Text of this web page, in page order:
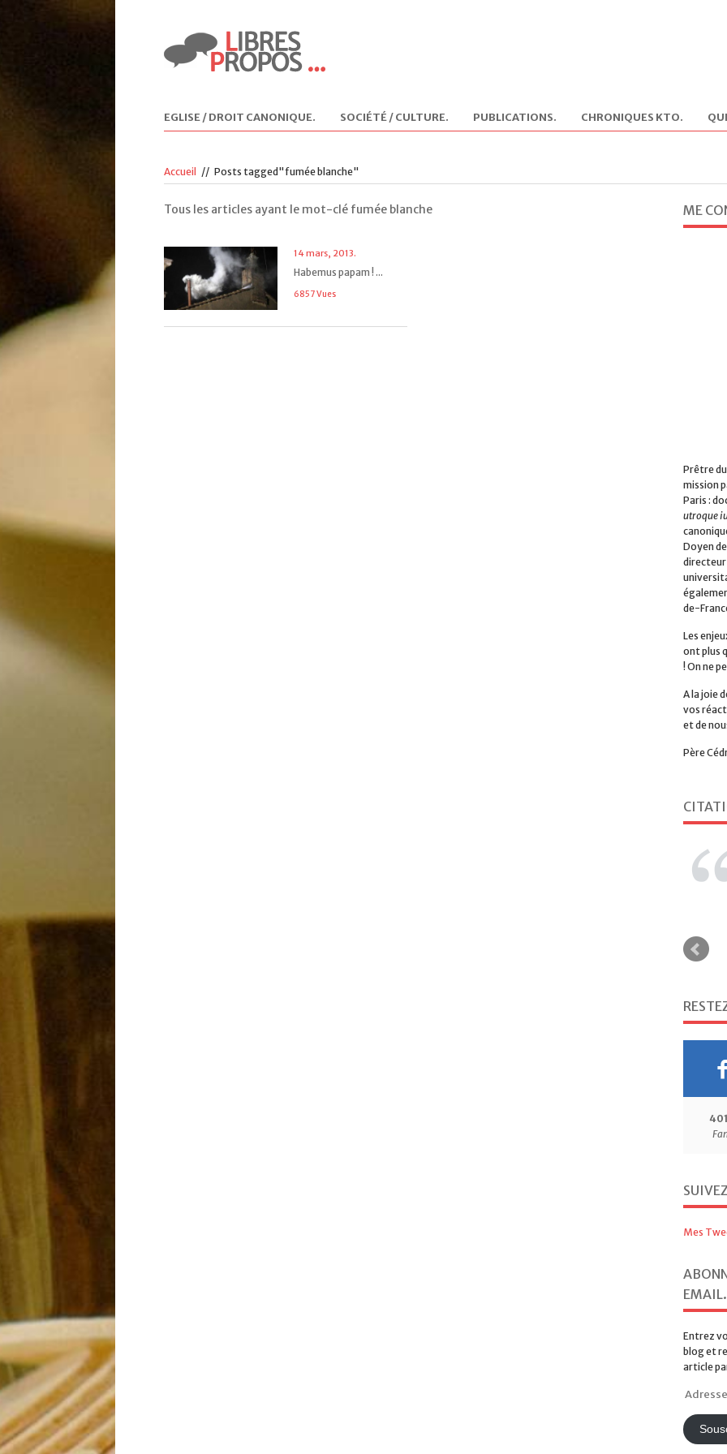
EGLISE / DROIT CANONIQUE. SOCIÉTÉ / CULTURE. PUBLICATIONS. CHRONIQUES KTO.
Accueil // Posts tagged"fumée blanche"
Tous les articles ayant le mot-clé fumée blanche
14 mars, 2013.
Habemus papam ! ...
6857 Vues
ME
Prêtre
mission
Paris :
utroque
Doyen
directeur
de-
Les
ont plus
! On ne
A la joie
vos
et de
Père
Mes
EMAIL.
blog et
Adresse